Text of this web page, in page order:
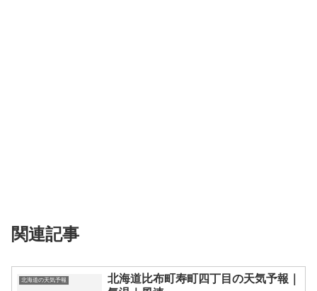
関連記事
北海道の天気予報
北海道比布町寿町四丁目の天気予報｜